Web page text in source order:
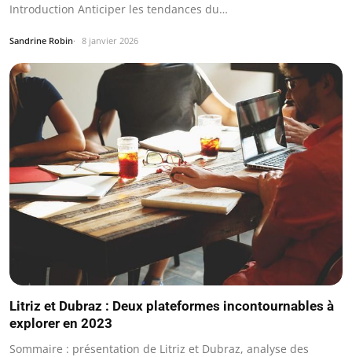
Introduction Anticiper les tendances du…
Sandrine Robin 8 janvier 2026
Litriz et Dubraz : Deux plateformes incontournables à
explorer en 2023
Sommaire : présentation de Litriz et Dubraz, analyse des